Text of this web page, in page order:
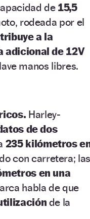
de15,5
rodeada por el
a la
adicional de 12V
manos libres.
Harley-
de dos
235 kilómetros
con carretera;
en una
habla de que
de la